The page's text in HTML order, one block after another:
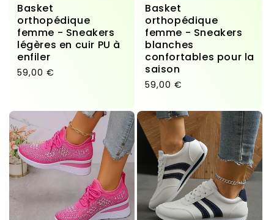
Basket
orthopédique
femme - Sneakers
légères en cuir PU à
enfiler
Prix habituel
59,00 €
Basket
orthopédique
femme - Sneakers
blanches
confortables pour la
saison
Prix habituel
59,00 €